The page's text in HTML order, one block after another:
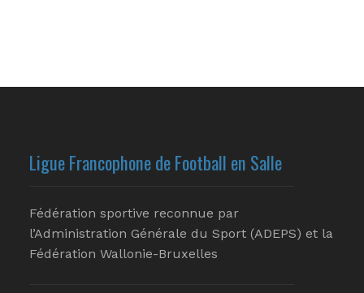
Ligue Francophone de Football en Salle
Fédération sportive reconnue par
l’Administration Générale du Sport (ADEPS) et la
Fédération Wallonie-Bruxelles